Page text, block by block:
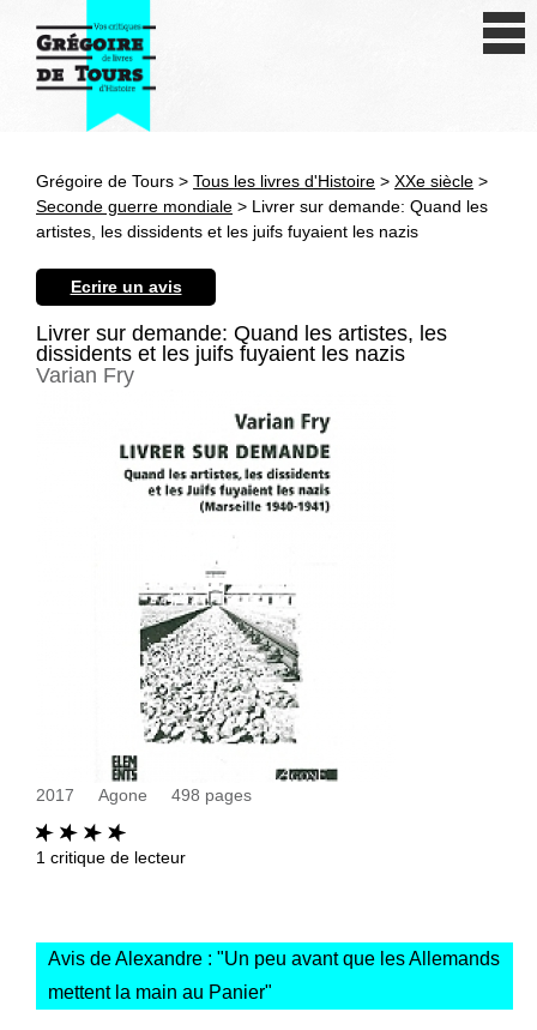
Antiquité
Révolution et XIXe siècle
XXe siècle
Autres civilisations
Thématiques
Grégoire de Tours > Tous les livres d'Histoire > XXe siècle >
Seconde guerre mondiale > Livrer sur demande: Quand les
artistes, les dissidents et les juifs fuyaient les nazis
Ecrire un avis
Livrer sur demande: Quand les artistes, les
dissidents et les juifs fuyaient les nazis
Varian Fry
2017 Agone 498 pages
1 critique de lecteur
Avis de Alexandre : "Un peu avant que les Allemands
mettent la main au Panier"